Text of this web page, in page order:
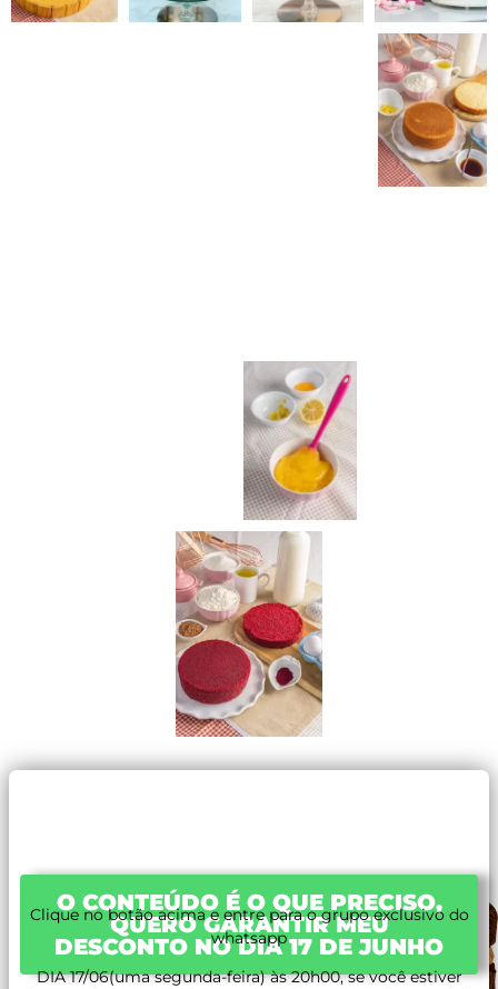
O CONTEÚDO É O QUE PRECISO,
QUERO GARANTIR MEU
DESCONTO NO DIA 17 DE JUNHO
Clique no botão acima e entre para o grupo exclusivo do
whatsapp
DIA 17/06(uma segunda-feira) às 20h00, se você estiver